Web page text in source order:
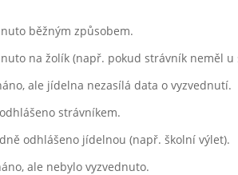
běžným způsobem.
na žolík (např. pokud strávník neměl u
ale jídelna nezasílá data o vyzvednutí.
strávníkem.
odhlášeno jídelnou (např. školní výlet).
ale nebylo vyzvednuto.